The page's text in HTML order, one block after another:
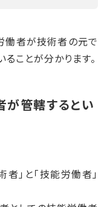
働者が技術者の元で
ことが分かります。
管轄するとい
」と「技能労働者」